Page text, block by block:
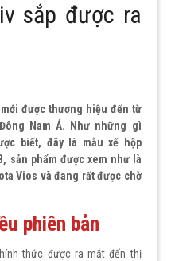
sắp được ra
được thương hiệu đến từ
Nam Á. Như những gì
biết, đây là mẫu xế hộp
sản phẩm được xem như là
Vios và đang rất được chờ
phiên bản
thức được ra mắt đến thị